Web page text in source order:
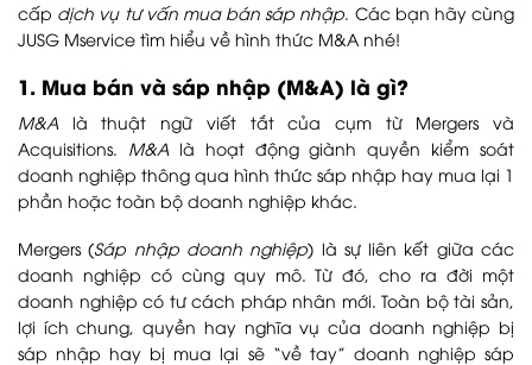
cấp dịch vụ tư vấn mua bán sáp nhập. Các bạn hãy cùng
JUSG Mservice tìm hiểu về hình thức M&A nhé!
1. Mua bán và sáp nhập (M&A) là gì?
M&A là thuật ngữ viết tắt của cụm từ Mergers và
Acquisitions. M&Alà hoạt động giành quyền kiểm soát
doanh nghiệp thông qua hình thức sáp nhập hay mua lại 1
phần hoặc toàn bộ doanh nghiệp khác.
Mergers (Sáp nhập doanh nghiệp) là sự liên kết giữa các
doanh nghiệp có cùng quy mô. Từ đó, cho ra đời một
doanh nghiệp có tư cách pháp nhân mới. Toàn bộ tài sản,
lợi ích chung, quyền hay nghĩa vụ của doanh nghiệp bị
sáp nhập hay bị mua lại sẽ “về tay” doanh nghiệp sáp